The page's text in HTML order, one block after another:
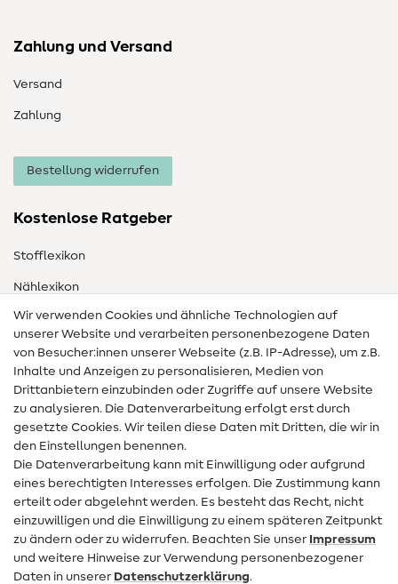
Zahlung und Versand
Versand
Zahlung
Bestellung widerrufen
Kostenlose Ratgeber
Stofflexikon
Nählexikon
Nähanleitungen
Hilfe & Kontakt
Kontakt
Infos zum Betreiberwechsel
Widerrufsrecht
Beliebt
Stoffe
Wir verwenden Cookies und ähnliche Technologien auf
unserer Website und verarbeiten personenbezogene Daten
von Besucher:innen unserer Webseite (z.B. IP-Adresse), um z.B.
Inhalte und Anzeigen zu personalisieren, Medien von
Drittanbietern einzubinden oder Zugriffe auf unsere Website
zu analysieren. Die Datenverarbeitung erfolgt erst durch
gesetzte Cookies. Wir teilen diese Daten mit Dritten, die wir in
den Einstellungen benennen.
Die Datenverarbeitung kann mit Einwilligung oder aufgrund
eines berechtigten Interesses erfolgen. Die Zustimmung kann
erteilt oder abgelehnt werden. Es besteht das Recht, nicht
einzuwilligen und die Einwilligung zu einem späteren Zeitpunkt
zu ändern oder zu widerrufen. Beachten Sie unser Impressum
und weitere Hinweise zur Verwendung personenbezogener
Daten in unserer Daten­schutz­erklärung.